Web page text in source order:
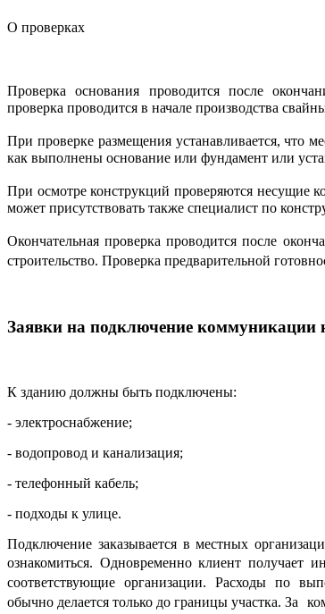
О проверках
Проверка основания проводится после
проверка проводится в начале производства
При проверке размещения устанавливается, что
как выполнены основание или фундамент или
При осмотре конструкций проверяются несущие
может присутствовать также специалист по
Окончательная проверка проводится после
строительство. Проверка предварительной
Заявки на подключение коммуникации
К зданию должны быть подключены:
- электроснабжение;
- водопровод и канализация;
- телефонный кабель;
- подходы к улице.
Подключение заказывается в местных
ознакомиться. Одновременно клиент получает
соответствующие организации. Расходы по
обычно делается только до границы участка. За